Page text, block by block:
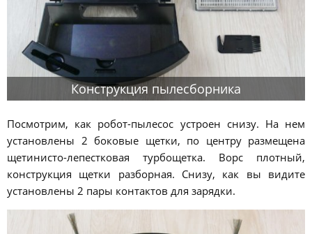
Конструкция пылесборника
Посмотрим, как робот-пылесос устроен снизу. На нем
установлены 2 боковые щетки, по центру размещена
щетинисто-лепестковая турбощетка. Ворс плотный,
конструкция щетки разборная. Снизу, как вы видите
установлены 2 пары контактов для зарядки.